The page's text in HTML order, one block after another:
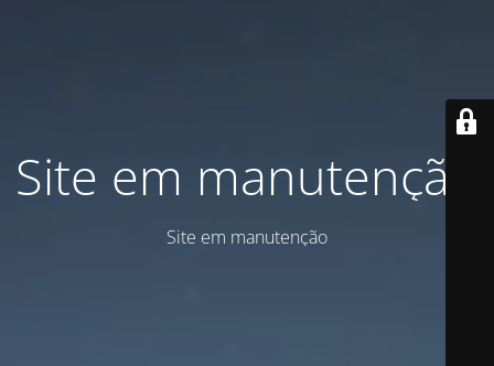
Site em manutenção
Site em manutenção